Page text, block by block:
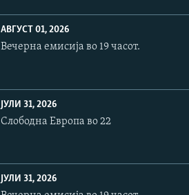
АВГУСТ 01, 2026
Вечерна емисија во 19 часот.
ЈУЛИ 31, 2026
Слободна Европа во 22
ЈУЛИ 31, 2026